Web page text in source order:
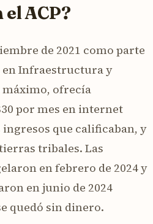
el ACP?
de 2021 como parte
en Infraestructura y
máximo, ofrecía
por mes en internet
ingresos que calificaban, y
tribales. Las
en febrero de 2024 y
en junio de 2024
quedó sin dinero.